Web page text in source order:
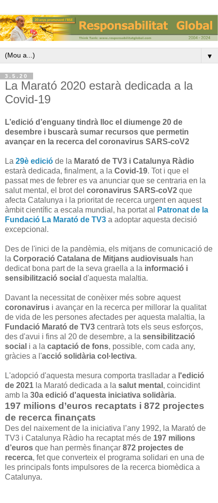
▼
3.5.20
La Marató 2020 estarà dedicada a la
Covid-19
L’edició d’enguany tindrà lloc el diumenge 20 de
desembre i buscarà sumar recursos que permetin
avançar en la recerca del coronavirus SARS-coV2
La 29è edició de la Marató de TV3 i Catalunya Ràdio
estarà dedicada, finalment, a la Covid-19. Tot i que el
passat mes de febrer es va anunciar que se centraria en la
salut mental, el brot del coronavirus SARS-coV2 que
afecta Catalunya i la prioritat de recerca urgent en aquest
àmbit científic a escala mundial, ha portat al
Patronat de la
Fundació La Marató de TV3 a adoptar aquesta decisió
excepcional.
Des de l'inici de la pandèmia, els mitjans de comunicació de
la Corporació Catalana de Mitjans audiovisuals han
dedicat bona part de la seva graella a la informació i
sensibilització social d'aquesta malaltia.
Davant la necessitat de conèixer més sobre aquest
coronavirus i avançar en la recerca per millorar la qualitat
de vida de les persones afectades per aquesta malaltia, la
Fundació Marató de TV3 centrarà tots els seus esforços,
des d'avui i fins al 20 de desembre, a la sensibilització
social i a la captació de fons, possible, com cada any,
gràcies a l'acció solidària col·lectiva.
L'adopció d'aquesta mesura comporta traslladar a l'edició
de 2021 la Marató dedicada a la salut mental , coincidint
amb la 30a edició d'aquesta iniciativa solidària.
197 milions d’euros recaptats i 872 projectes
de recerca finançats
Des del naixement de la iniciativa l’any 1992, la Marató de
TV3 i Catalunya Ràdio ha recaptat més de 197 milions
d’euros que han permès finançar 872 projectes de
recerca, fet que converteix el programa solidari en una de
les principals fonts impulsores de la recerca biomèdica a
Catalunya.